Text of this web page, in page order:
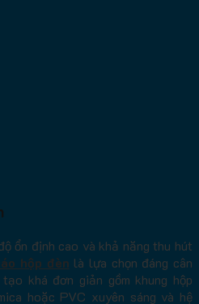
ổn định cao và khả năng thu hút
hộp đèn là lựa chọn đáng cân
khá đơn giản gồm khung hộp
hoặc PVC xuyên sáng và hệ